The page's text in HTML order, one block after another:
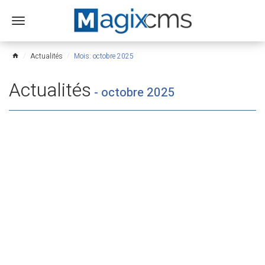
Ouvrir
menu
home Actualités Mois: octobre 2025
Actualités - octobre 2025